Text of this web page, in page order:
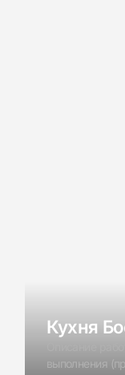
Кухня
выполнения